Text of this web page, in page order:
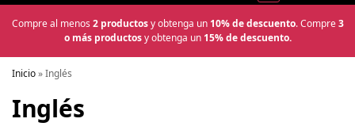
Compre al menos 2 productosy obtenga un 10% de descuento. Compre3
o más productosy obtenga un 15% de descuento.
Inicio»Inglés
Inglés